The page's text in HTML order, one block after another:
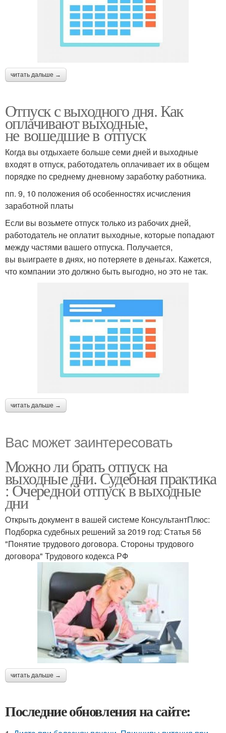
читать дальше →
Отпуск с выходного дня. Как
оплачивают выходные,
не вошедшие в отпуск
Когда вы отдыхаете больше семи дней и выходные
входят в отпуск, работодатель оплачивает их в общем
порядке по среднему дневному заработку работника.
пп. 9, 10 положения об особенностях исчисления
заработной платы
Если вы возьмете отпуск только из рабочих дней,
работодатель не оплатит выходные, которые попадают
между частями вашего отпуска. Получается,
вы выиграете в днях, но потеряете в деньгах. Кажется,
что компании это должно быть выгодно, но это не так.
читать дальше →
Вас может заинтересовать
Можно ли брать отпуск на
выходные дни. Судебная практика
: Очередной отпуск в выходные
дни
Открыть документ в вашей системе КонсультантПлюс:
Подборка судебных решений за 2019 год: Статья 56
"Понятие трудового договора. Стороны трудового
договора" Трудового кодекса РФ
читать дальше →
Последние обновления на сайте: